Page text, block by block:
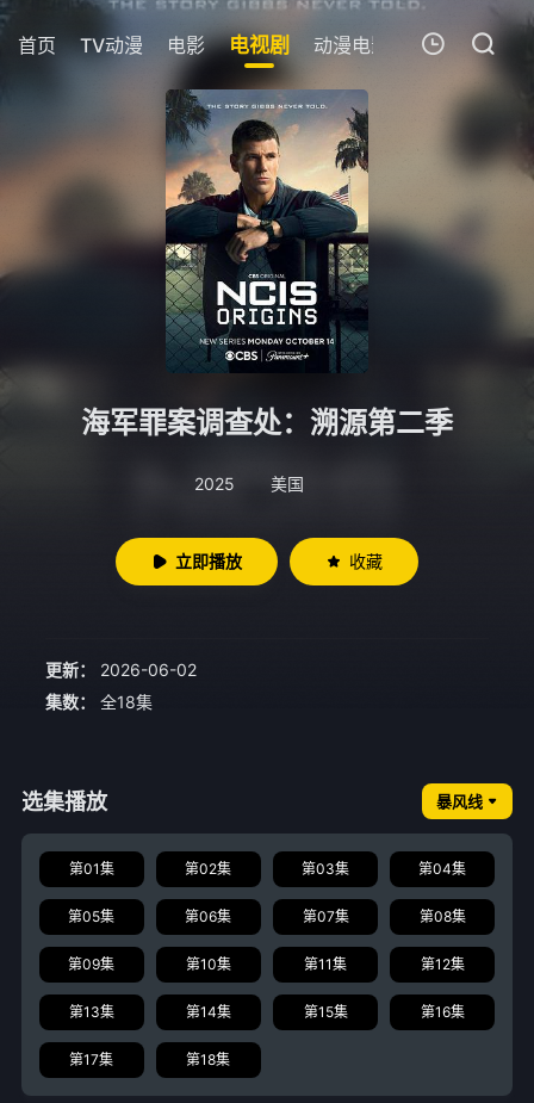
首页 TV动漫 电影 电视剧 动漫电影 短剧 今日
我的观影记录
暂无观看影片的记录
海军罪案调查处：溯源第二季
2025 美国
立即播放 收藏
更新：
2026-06-02
集数：
全18集
选集播放 暴风线
第01集 第02集 第03集 第04集
第05集 第06集 第07集 第08集
第09集 第10集 第11集 第12集
第13集 第14集 第15集 第16集
第17集 第18集